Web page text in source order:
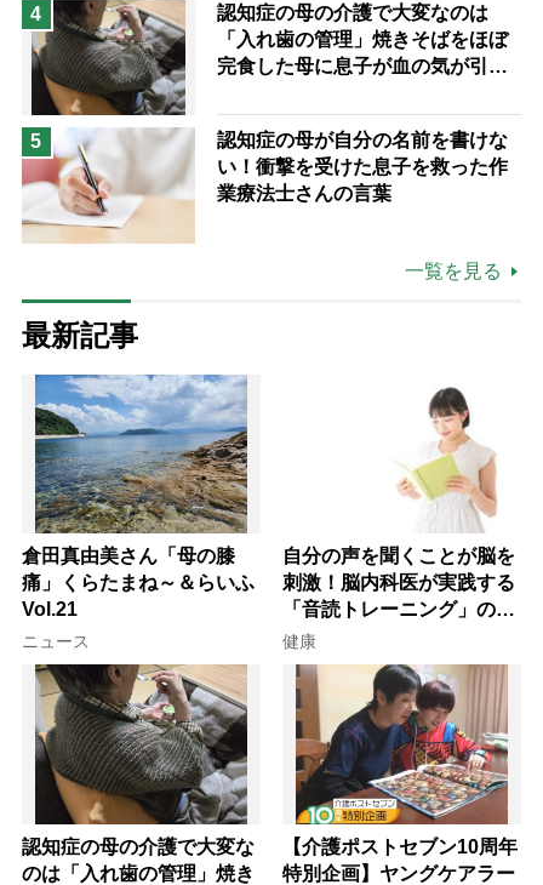
4
認知症の母の介護で大変なのは
「入れ歯の管理」焼きそばをほぼ
完食した母に息子が血の気が引い
5
認知症の母が自分の名前を書けな
い！衝撃を受けた息子を救った作
業療法士さんの言葉
一覧を見る
最新記事
倉田真由美さん「母の膝
痛」くらたまね～＆らいふ
Vol.21
ニュース
自分の声を聞くことが脳を
刺激！脳内科医が実践する
「音読トレーニング」の極
意
健康
認知症の母の介護で大変な
のは「入れ歯の管理」焼き
【介護ポストセブン10周年
特別企画】ヤングケアラー